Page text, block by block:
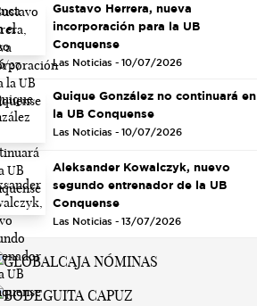
Gustavo Herrera, nueva
incorporación para la UB
Conquense
Las Noticias - 10/07/2026
Quique González no continuará en
la UB Conquense
Las Noticias - 10/07/2026
Aleksander Kowalczyk, nuevo
segundo entrenador de la UB
Conquense
Las Noticias - 13/07/2026